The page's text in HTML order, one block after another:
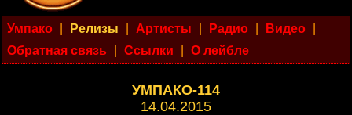
Умпако Релизы Артисты Радио Видео
Обратная связь
Ссылки О лейбле
УМПАКО-114
14.04.2015